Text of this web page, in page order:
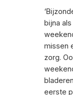
bijna
missen
zorg.
eerste